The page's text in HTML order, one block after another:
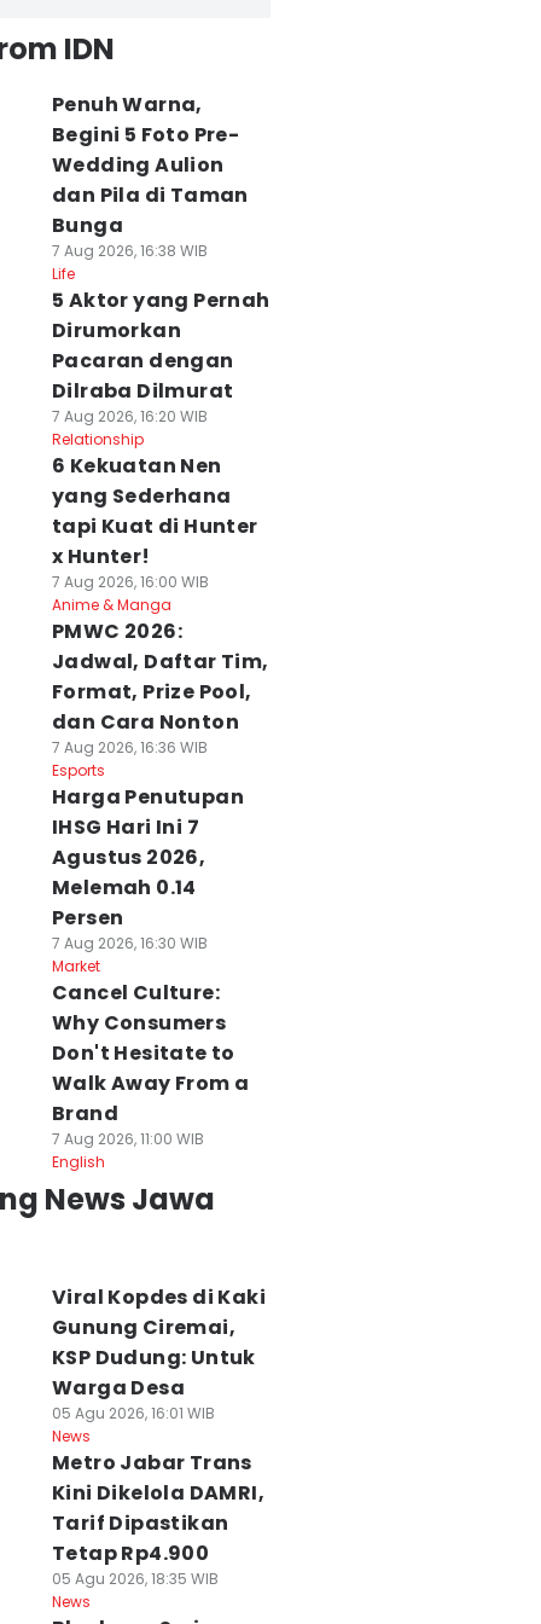
IDN
Penuh Warna,
Begini 5 Foto Pre-
Wedding Aulion
dan Pila di Taman
Bunga
7 Aug 2026, 16:38 WIB
Life
5 Aktor yang Pernah
Dirumorkan
Pacaran dengan
Dilraba Dilmurat
7 Aug 2026, 16:20 WIB
Relationship
6 Kekuatan Nen
yang Sederhana
tapi Kuat di Hunter
x Hunter!
7 Aug 2026, 16:00 WIB
Anime & Manga
PMWC 2026:
Jadwal, Daftar Tim,
Format, Prize Pool,
dan Cara Nonton
7 Aug 2026, 16:36 WIB
Esports
Harga Penutupan
IHSG Hari Ini 7
Agustus 2026,
Melemah 0.14
Persen
7 Aug 2026, 16:30 WIB
Market
Cancel Culture:
Why Consumers
Don't Hesitate to
Walk Away From a
Brand
7 Aug 2026, 11:00 WIB
English
News Jawa
Viral Kopdes di Kaki
Gunung Ciremai,
KSP Dudung: Untuk
Warga Desa
05 Agu 2026, 16:01 WIB
News
Metro Jabar Trans
Kini Dikelola DAMRI,
Tarif Dipastikan
Tetap Rp4.900
05 Agu 2026, 18:35 WIB
News